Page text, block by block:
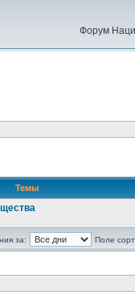
Форум
Темы
за:
Поле